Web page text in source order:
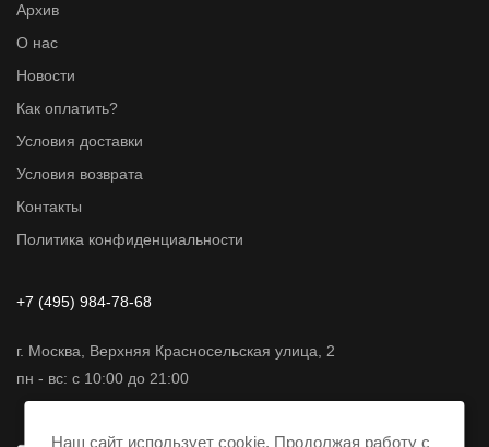
Архив
О нас
Новости
Как оплатить?
Условия доставки
Условия возврата
Контакты
Политика конфиденциальности
+7 (495) 984-78-68
г. Москва, Верхняя Красносельская улица, 2
пн - вс: с 10:00 до 21:00
Наш сайт использует cookie. Продолжая работу с